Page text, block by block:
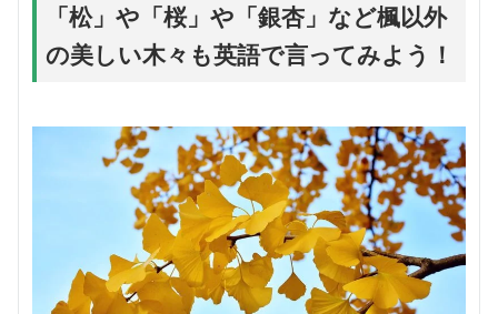
「松」や「桜」や「銀杏」など楓以外
の美しい木々も英語で言ってみよう！